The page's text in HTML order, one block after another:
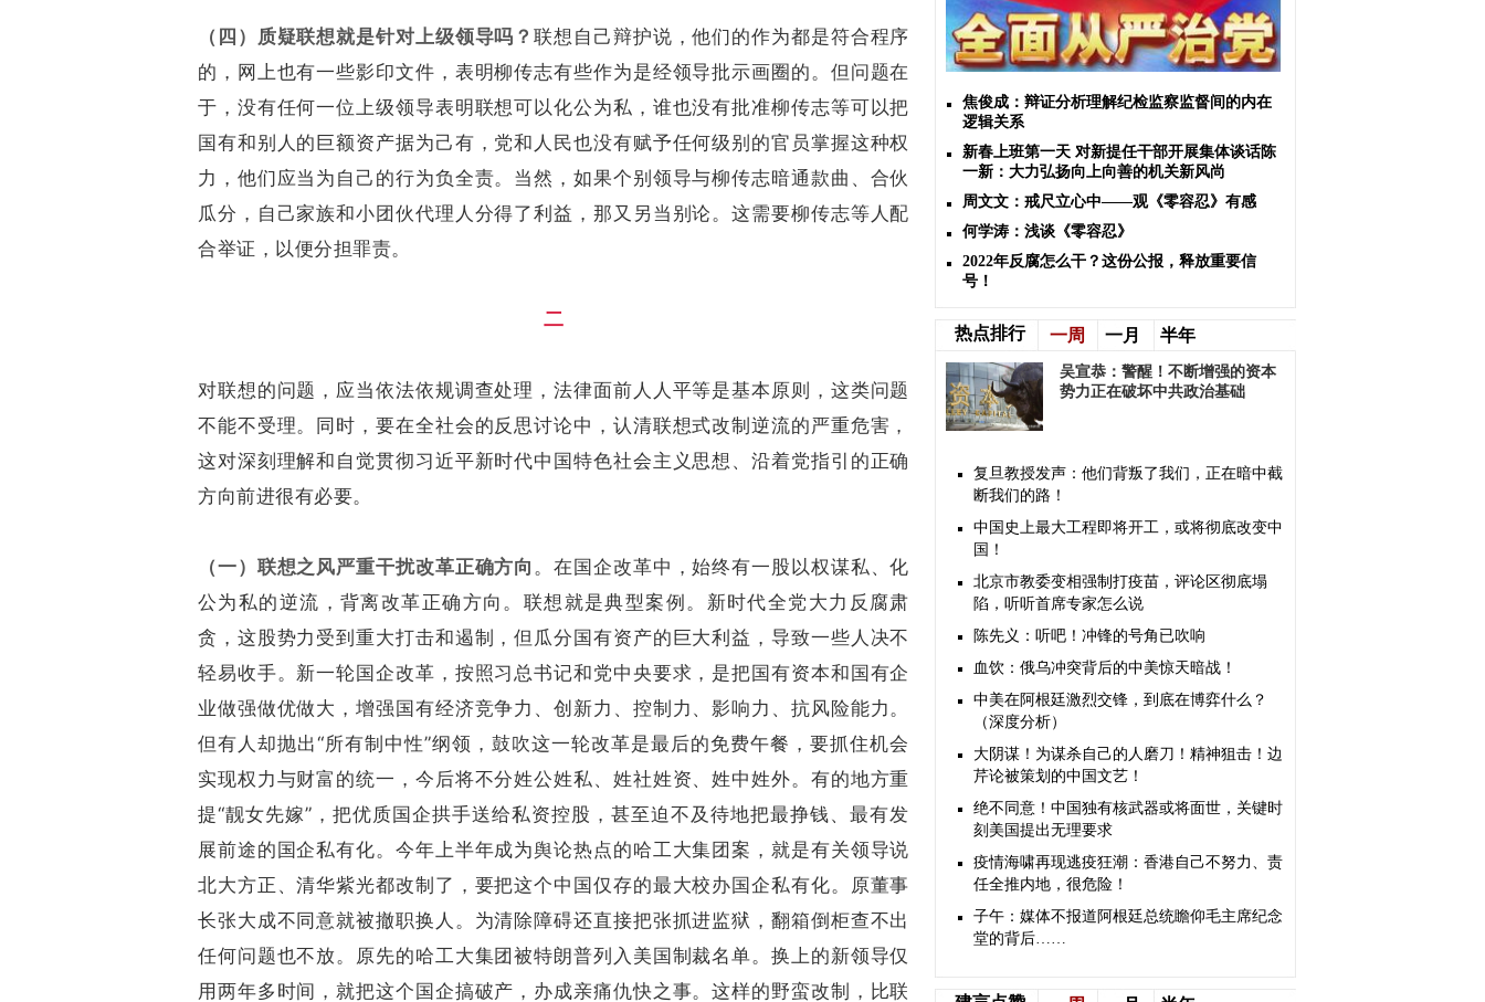
（四）质疑联想就是针对上级领导吗？联想自己辩护说，他们的作为都是符合程序
的，网上也有一些影印文件，表明柳传志有些作为是经领导批示画圈的。但问题在
于，没有任何一位上级领导表明联想可以化公为私，谁也没有批准柳传志等可以把
国有和别人的巨额资产据为己有，党和人民也没有赋予任何级别的官员掌握这种权
力，他们应当为自己的行为负全责。当然，如果个别领导与柳传志暗通款曲、合伙
瓜分，自己家族和小团伙代理人分得了利益，那又另当别论。这需要柳传志等人配
合举证，以便分担罪责。
二
对联想的问题，应当依法依规调查处理，法律面前人人平等是基本原则，这类问题
不能不受理。同时，要在全社会的反思讨论中，认清联想式改制逆流的严重危害，
这对深刻理解和自觉贯彻习近平新时代中国特色社会主义思想、沿着党指引的正确
方向前进很有必要。
（一）联想之风严重干扰改革正确方向 。在国企改革中，始终有一股以权谋私、化
公为私的逆流，背离改革正确方向。联想就是典型案例。新时代全党大力反腐肃
贪，这股势力受到重大打击和遏制，但瓜分国有资产的巨大利益，导致一些人决不
轻易收手。新一轮国企改革，按照习总书记和党中央要求，是把国有资本和国有企
业做强做优做大，增强国有经济竞争力、创新力、控制力、影响力、抗风险能力。
但有人却抛出“所有制中性”纲领，鼓吹这一轮改革是最后的免费午餐，要抓住机会
实现权力与财富的统一，今后将不分姓公姓私、姓社姓资、姓中姓外。有的地方重
提“靓女先嫁”，把优质国企拱手送给私资控股，甚至迫不及待地把最挣钱、最有发
展前途的国企私有化。今年上半年成为舆论热点的哈工大集团案，就是有关领导说
北大方正、清华紫光都改制了，要把这个中国仅存的最大校办国企私有化。原董事
长张大成不同意就被撤职换人。为清除障碍还直接把张抓进监狱，翻箱倒柜查不出
任何问题也不放。原先的哈工大集团被特朗普列入美国制裁名单。换上的新领导仅
用两年多时间，就把这个国企搞破产，办成亲痛仇快之事。这样的野蛮改制，比联
焦俊成：辩证分析理解纪检监察监督间的内在
逻辑关系
新春上班第一天 对新提任干部开展集体谈话陈
一新：大力弘扬向上向善的机关新风尚
周文文：戒尺立心中——观《零容忍》有感
何学涛：浅谈《零容忍》
2022年反腐怎么干？这份公报，释放重要信
号！
热点排行 一周 一月 半年
吴宣恭：警醒！不断增强的资本
势力正在破坏中共政治基础
复旦教授发声：他们背叛了我们，正在暗中截
断我们的路！
中国史上最大工程即将开工，或将彻底改变中
国！
北京市教委变相强制打疫苗，评论区彻底塌
陷，听听首席专家怎么说
陈先义：听吧！冲锋的号角已吹响
血饮：俄乌冲突背后的中美惊天暗战！
中美在阿根廷激烈交锋，到底在博弈什么？
（深度分析）
大阴谋！为谋杀自己的人磨刀！精神狙击！边
芹论被策划的中国文艺！
绝不同意！中国独有核武器或将面世，关键时
刻美国提出无理要求
疫情海啸再现逃疫狂潮：香港自己不努力、责
任全推内地，很危险！
子午：媒体不报道阿根廷总统瞻仰毛主席纪念
堂的背后……